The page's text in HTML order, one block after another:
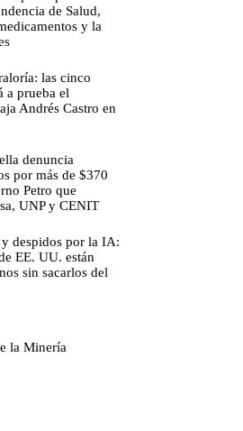
de Salud,
y la
las cinco
a prueba el
Andrés Castro en
denuncia
por más de $370
Petro que
UNP y CENIT
despidos por la IA:
EE. UU. están
sin sacarlos del
la Minería